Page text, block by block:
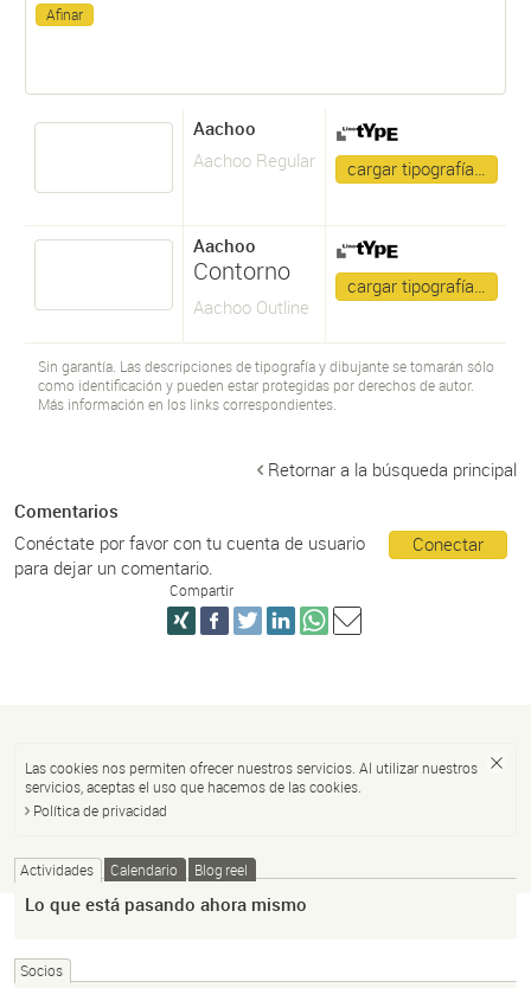
Aachoo
Aachoo Regular
cargar tipografía…
Aachoo
Contorno
Aachoo Outline
cargar tipografía…
Sin garantía. Las descripciones de tipografía y dibujante se tomarán sólo
como identificación y pueden estar protegidas por derechos de autor.
Más información en los links correspondientes.
Retornar a la búsqueda principal
Comentarios
Conectar
Conéctate por favor con tu cuenta de usuario
para dejar un comentario.
Compartir
Las cookies nos permiten ofrecer nuestros servicios. Al utilizar nuestros
servicios, aceptas el uso que hacemos de las cookies.
Política de privacidad
Actividades Calendario Blog reel
Lo que está pasando ahora mismo
Socios